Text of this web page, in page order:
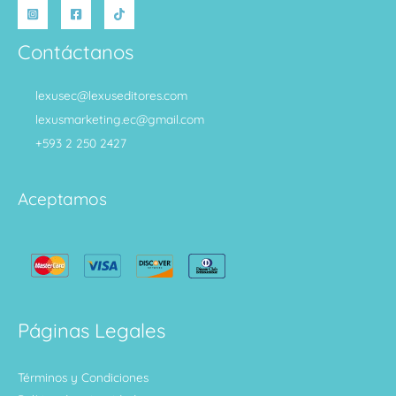
Contáctanos
lexusec@lexuseditores.com
lexusmarketing.ec@gmail.com
+593 2 250 2427
Aceptamos
Páginas Legales
Términos y Condiciones